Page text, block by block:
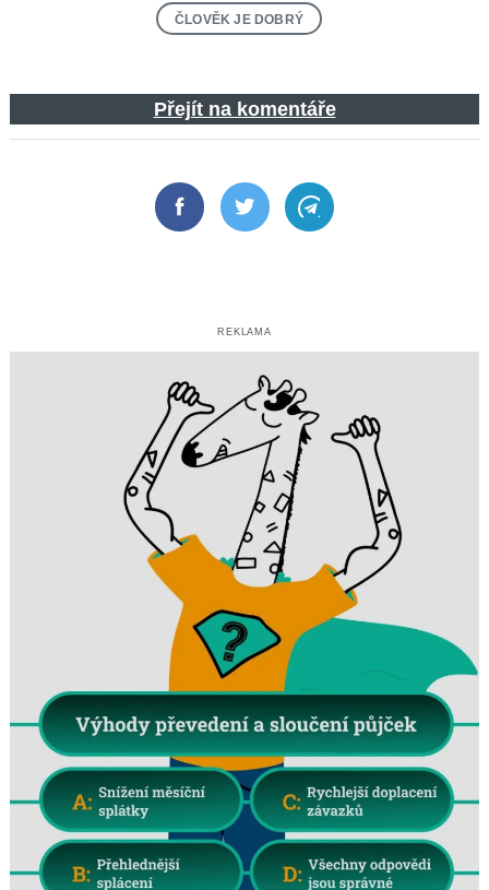
ČLOVĚK JE DOBRÝ
Přejít na komentáře
FacebookTwitter Telegram
REKLAMA